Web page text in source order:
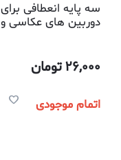
سه پایه انعطافی برای
دوربین های عکاسی و
26,000تومان
اتمام موجودی